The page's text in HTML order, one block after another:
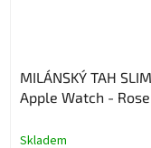
MILÁNSKÝ TAH
Apple Watch -
Skladem